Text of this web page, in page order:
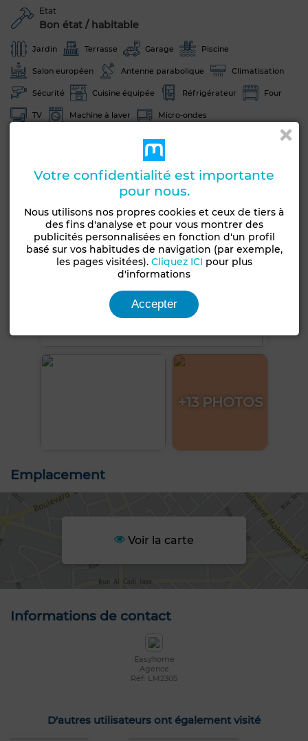
Etat
Bon état / habitable
Jardin Terrasse Garage Piscine
Salon européen Antenne parabolique Climatisation
Sécurité Cuisine équipée Réfrigérateur Four
TV Machine à laver Micro-ondes
+13 PHOTOS
Emplacement
Voir la carte
Informations de contact
Easyhome
Agence
Réf: LM2305
D'autres utilisateurs ont également visité
Votre confidentialité est importante
pour nous.
Nous utilisons nos propres cookies et ceux de tiers à
des fins d'analyse et pour vous montrer des
publicités personnalisées en fonction d'un profil
basé sur vos habitudes de navigation (par exemple,
les pages visitées). Cliquez ICI pour plus
d'informations
Accepter